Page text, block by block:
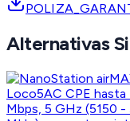
Alternativas